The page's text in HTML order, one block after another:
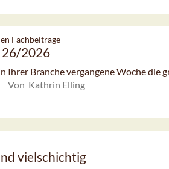
Fachbeiträge
26/2026
Ihrer Branche vergangene Woche die
Von Kathrin Elling
vielschichtig